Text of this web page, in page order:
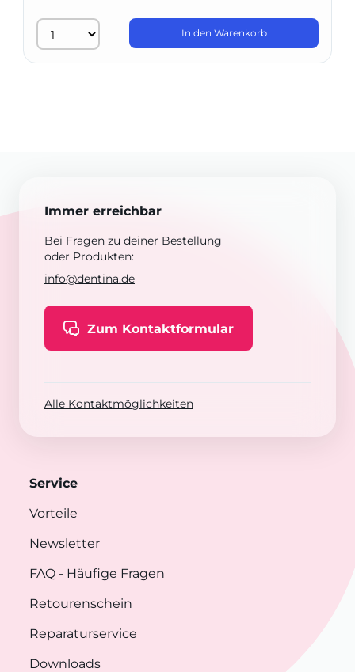
In den Warenkorb
Immer erreichbar
Bei Fragen zu deiner Bestellung
oder Produkten:
info@dentina.de
Zum Kontaktformular
Alle Kontaktmöglichkeiten
Service
Vorteile
Newsletter
FAQ - Häufige Fragen
Retourenschein
Reparaturservice
Downloads